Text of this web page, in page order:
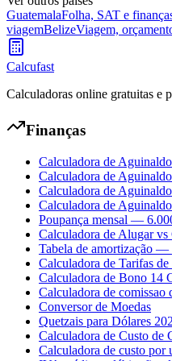
GuatemalaFolha, SAT e
viagemBelizeViagem,
Calcufast
Calculadoras online gratuitas e
Finanças
Calculadora de
Calculadora de
Calculadora de
Calculadora de
Poupança mensal —
Calculadora de Alugar
Tabela de amortização —
Calculadora de Tarifas
Calculadora de Bono 14
Calculadora de comissao
Conversor de Moedas
Quetzais para Dólares
Calculadora de Custo de
Calculadora de custo por